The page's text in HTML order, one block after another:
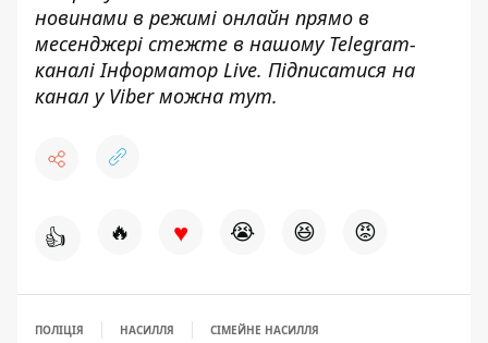
новинами в режимі онлайн прямо в
месенджері стежте в нашому Telegram-
каналіІнформатор Live. Підписатися на
канал у Viber можна тут.
👍 🔥 ♥ 😭 😆 😡
ПОЛІЦІЯ НАСИЛЛЯ СІМЕЙНЕ НАСИЛЛЯ